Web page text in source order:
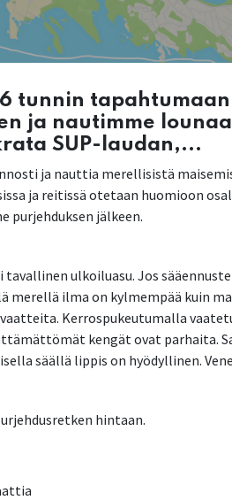
tunnin
ja nautimme
SUP-laudan,...
ja nauttia merellisistä
ja reitissä otetaan huomioon
purjehduksen jälkeen.
ulkoiluasu. Jos
merellä ilma on kylmempää kuin
Kerrospukeutumalla
kengät ovat parhaita.
säällä lippis on hyödyllinen.
hintaan.